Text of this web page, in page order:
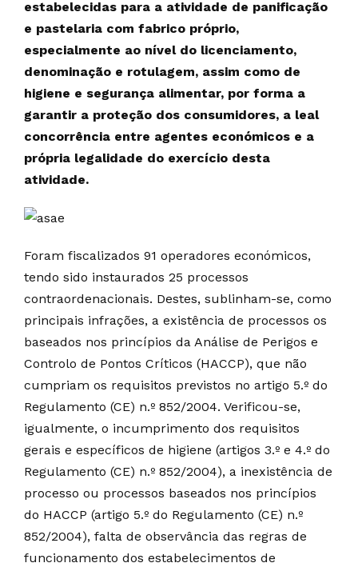
estabelecidas para a atividade de panificação
e pastelaria com fabrico próprio,
especialmente ao nível do licenciamento,
denominação e rotulagem, assim como de
higiene e segurança alimentar, por forma a
garantir a proteção dos consumidores, a leal
concorrência entre agentes económicos e a
própria legalidade do exercício desta
atividade.
Foram fiscalizados 91 operadores económicos,
tendo sido instaurados 25 processos
contraordenacionais. Destes, sublinham-se, como
principais infrações, a existência de processos os
baseados nos princípios da Análise de Perigos e
Controlo de Pontos Críticos (HACCP), que não
cumpriam os requisitos previstos no artigo 5.º do
Regulamento (CE) n.º 852/2004. Verificou-se,
igualmente, o incumprimento dos requisitos
gerais e específicos de higiene (artigos 3.º e 4.º do
Regulamento (CE) n.º 852/2004), a inexistência de
processo ou processos baseados nos princípios
do HACCP (artigo 5.º do Regulamento (CE) n.º
852/2004), falta de observância das regras de
funcionamento dos estabelecimentos de